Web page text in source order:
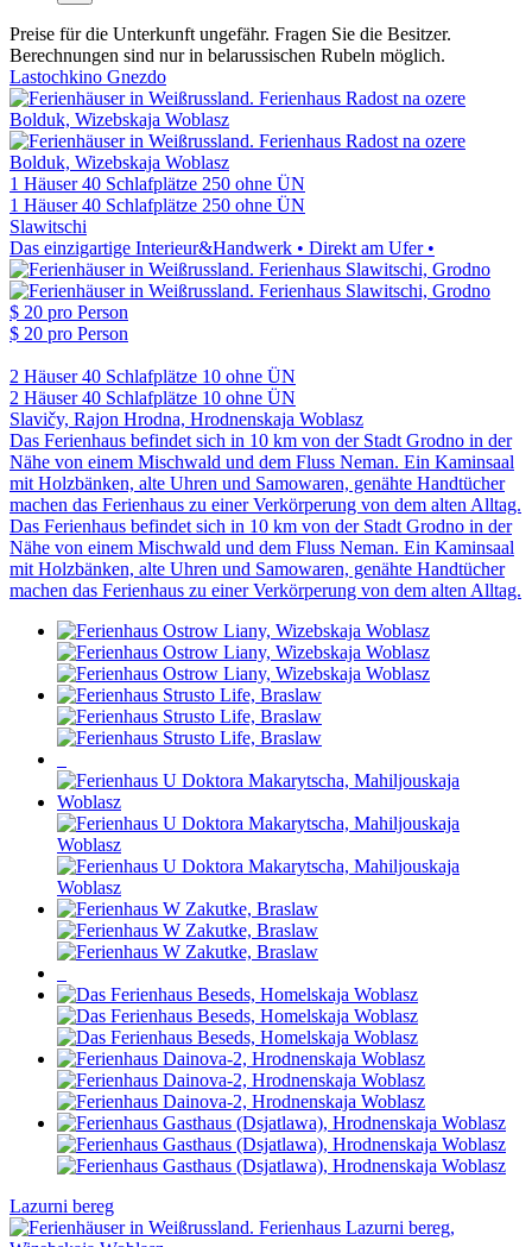
Preise für die Unterkunft ungefähr. Fragen Sie die Besitzer.
Berechnungen sind nur in belarussischen Rubeln möglich.
Lastochkino Gnezdo
1 Häuser 40 Schlafplätze 250 ohne ÜN
1 Häuser 40 Schlafplätze 250 ohne ÜN
Slawitschi
Das einzigartige Interieur&Handwerk • Direkt am Ufer •
$ 20 pro Person
$ 20 pro Person
2 Häuser 40 Schlafplätze 10 ohne ÜN
2 Häuser 40 Schlafplätze 10 ohne ÜN
Slavičy, Rajon Hrodna, Hrodnenskaja Woblasz
Das Ferienhaus befindet sich in 10 km von der Stadt Grodno in der
Nähe von einem Mischwald und dem Fluss Neman. Ein Kaminsaal
mit Holzbänken, alte Uhren und Samowaren, genähte Handtücher
machen das Ferienhaus zu einer Verkörperung von dem alten Alltag.
Das Ferienhaus befindet sich in 10 km von der Stadt Grodno in der
Nähe von einem Mischwald und dem Fluss Neman. Ein Kaminsaal
mit Holzbänken, alte Uhren und Samowaren, genähte Handtücher
machen das Ferienhaus zu einer Verkörperung von dem alten Alltag.
Lazurni bereg